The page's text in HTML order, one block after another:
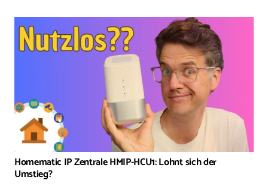
Homematic IP Zentrale HMIP-HCU1: Lohnt sich der
Umstieg?